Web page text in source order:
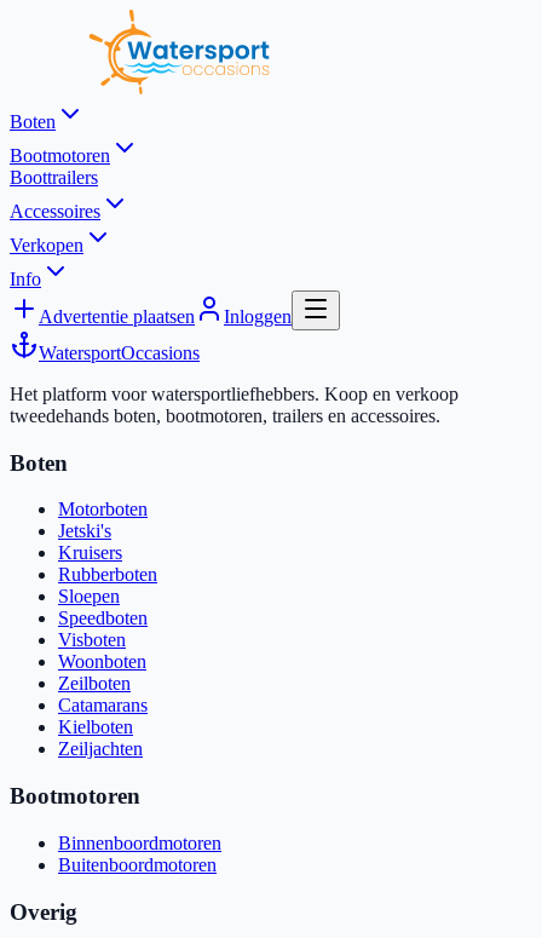
Boten
Bootmotoren
Boottrailers
Accessoires
Verkopen
Info
Advertentie plaatsen
Inloggen
WatersportOccasions
Het platform voor watersportliefhebbers. Koop en verkoop
tweedehands boten, bootmotoren, trailers en accessoires.
Boten
Motorboten
Jetski's
Kruisers
Rubberboten
Sloepen
Speedboten
Visboten
Woonboten
Zeilboten
Catamarans
Kielboten
Zeiljachten
Bootmotoren
Binnenboordmotoren
Buitenboordmotoren
Overig